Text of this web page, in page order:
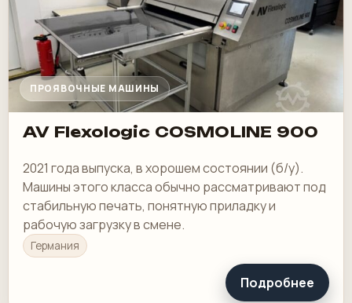
ПРОЯВОЧНЫЕ МАШИНЫ
AV Flexologic COSMOLINE 900
2021 года выпуска, в хорошем состоянии (б/у).
Машины этого класса обычно рассматривают под
стабильную печать, понятную приладку и
рабочую загрузку в смене.
Германия
Подробнее